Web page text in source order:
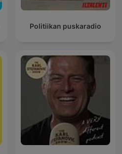
Politiikan puskaradio